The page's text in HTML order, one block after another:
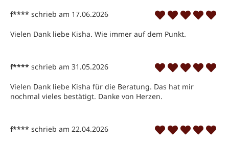
f**** schrieb am 17.06.2026
Vielen Dank liebe Kisha. Wie immer auf dem Punkt.
f**** schrieb am 31.05.2026
Vielen Dank liebe Kisha für die Beratung. Das hat mir
nochmal vieles bestätigt. Danke von Herzen.
f**** schrieb am 22.04.2026